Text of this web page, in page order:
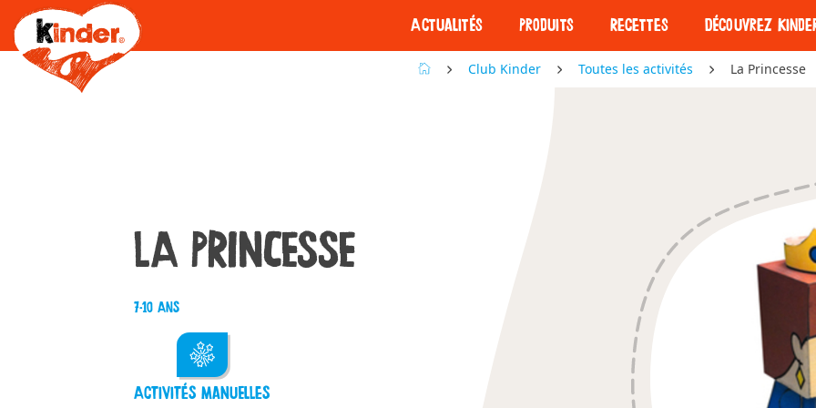
Skip
to
main
content
Actualités Produits Recettes Découvrez
Club Kinder Toutes les activités La Princesse
LA PRINCESSE
7-10 ans
ACTIVITÉS MANUELLES